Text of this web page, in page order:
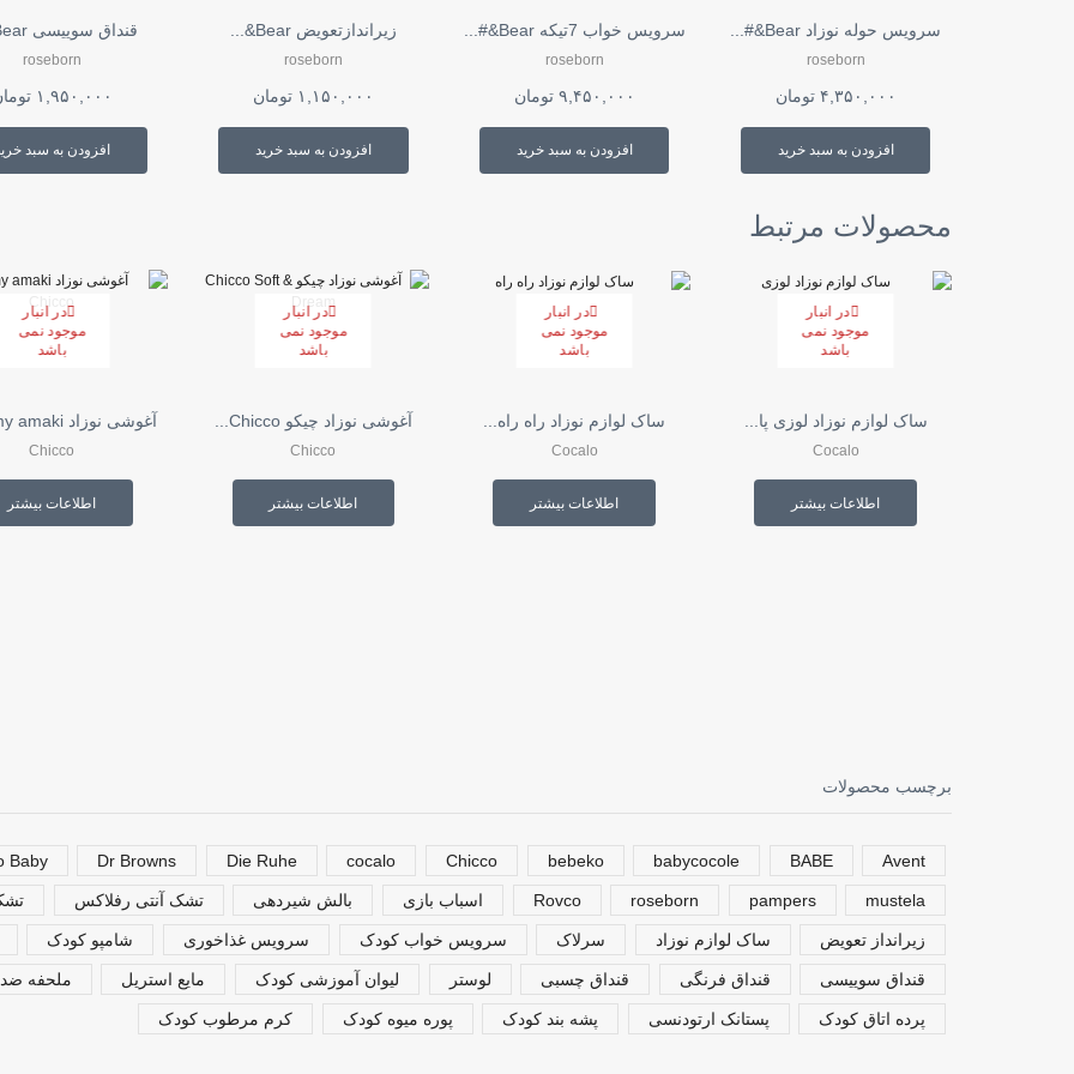
سرویس حوله نوزاد Bear&#...
roseborn
۴,۳۵۰,۰۰۰ تومان
افزودن به سبد خرید
سرویس خواب 7تیکه Bear&#...
roseborn
۹,۴۵۰,۰۰۰ تومان
افزودن به سبد خرید
زیراندازتعویض Bear&...
roseborn
۱,۱۵۰,۰۰۰ تومان
افزودن به سبد خرید
قنداق سوییسی Bear&...
roseborn
۱,۹۵۰,۰۰۰
افزودن به سبد
محصولات مرتبط
در انبار
موجود نمی
باشد
ساک لوازم نوزاد لوزی پا...
Cocalo
اطلاعات بیشتر
در انبار
موجود نمی
باشد
ساک لوازم نوزاد راه راه...
Cocalo
اطلاعات بیشتر
در انبار
موجود نمی
باشد
آغوشی نوزاد چیکو Chicco...
Chicco
اطلاعات بیشتر
در انبار
موجود نمی
باشد
آغوشی نوزاد my amaki چی...
Chicco
اطلاعات بیشتر
برچسب محصولات
Avent
BABE
babycocole
bebeko
Chicco
cocalo
Die Ruhe
Dr Browns
Baby
mustela
pampers
roseborn
Rovco اسباب بازی بالش شیردهی تشک آنتی رفلاکس
زیرانداز تعویض ساک لوازم نوزاد سرلاک سرویس خواب کودک سرویس غذاخوری شامپو کودک
قنداق سوییسی قنداق فرنگی قنداق چسبی لوستر لیوان آموزشی کودک مایع استریل ملحفه
پرده اتاق کودک پستانک ارتودنسی پشه بند کودک پوره میوه کودک کرم مرطوب کودک